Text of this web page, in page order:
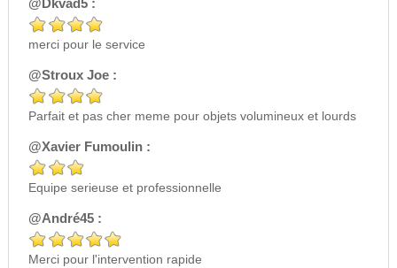
@Dkvad5 :
merci pour le service
@Stroux Joe :
Parfait et pas cher meme pour objets volumineux et lourds
@Xavier Fumoulin :
Equipe serieuse et professionnelle
@André45 :
Merci pour l'intervention rapide